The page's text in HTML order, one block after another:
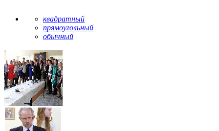
квадратный
прямоугольный
обычный